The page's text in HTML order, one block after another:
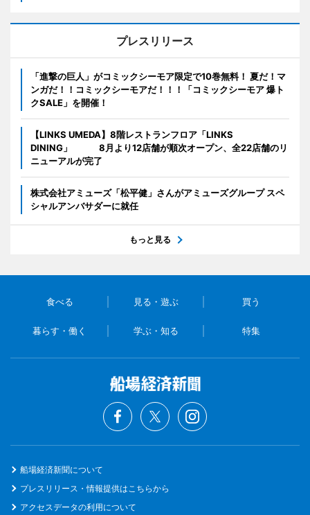
プレスリリース
「進撃の巨人」がコミックシーモア限定で10巻無料！ 夏だ！マ
ンガだ！！コミックシーモアだ！！！「コミックシーモア 爆ト
クSALE」を開催！
【LINKS UMEDA】8階レストランフロア「LINKS
DINING」 8月より12店舗が順次オープン、全22店舗のリ
ニューアルが完了
株式会社アミューズ「松平健」さんがアミューズグループ スペ
シャルアンバサダーに就任
もっと見る
食べる 見る・遊ぶ 買う
暮らす・働く 学ぶ・知る 特集
船場経済新聞について
プレスリリース・情報提供はこちらから
アクセスデータの利用について